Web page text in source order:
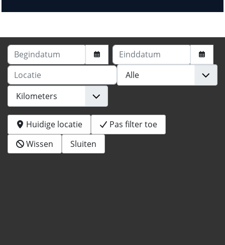
Begindatum
Einddatum
Locatie
Huidige locatie
Pas filter toe
Wissen
Sluiten